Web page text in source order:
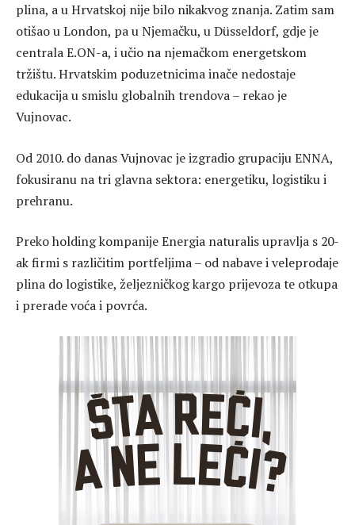
plina, a u Hrvatskoj nije bilo nikakvog znanja. Zatim sam
otišao u London, pa u Njemačku, u Düsseldorf, gdje je
centrala E.ON-a, i učio na njemačkom energetskom
tržištu. Hrvatskim poduzetnicima inače nedostaje
edukacija u smislu globalnih trendova – rekao je
Vujnovac.
Od 2010. do danas Vujnovac je izgradio grupaciju ENNA,
fokusiranu na tri glavna sektora: energetiku, logistiku i
prehranu.
Preko holding kompanije Energia naturalis upravlja s 20-
ak firmi s različitim portfeljima – od nabave i veleprodaje
plina do logistike, željezničkog kargo prijevoza te otkupa
i prerade voća i povrća.